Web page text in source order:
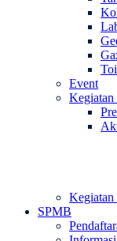
Event
Kegiatan
Kegiatan
SPMB